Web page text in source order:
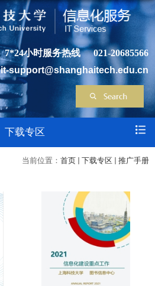
7*24小时服务热线
021-20685566
it-support@shanghaitech.edu.cn
下载专区
当前位置： 首页 下载专区 推广手册